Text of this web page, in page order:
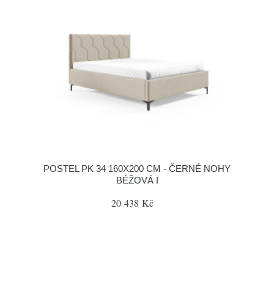
POSTEL PK 34 160X200 CM - ČERNÉ NOHY
BÉŽOVÁ I
20 438 Kč